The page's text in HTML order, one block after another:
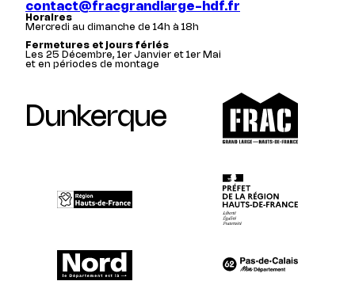
contact@fracgrandlarge-hdf.fr
Horaires
Mercredi au dimanche de 14h à 18h
Fermetures et jours fériés
Les 25 Décembre, 1er Janvier et 1er Mai
et en périodes de montage
Dunkerque